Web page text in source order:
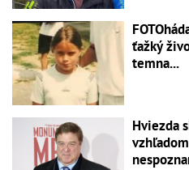
ťažký
temna...
Hviezda